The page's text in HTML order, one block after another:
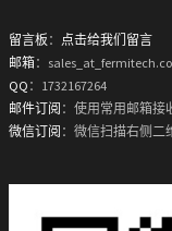
留言板 ： 点击给我们留言
邮箱：
QQ ：1732167264
邮件订阅 ：使用常用邮箱接
微信订阅 ：微信扫描右侧二